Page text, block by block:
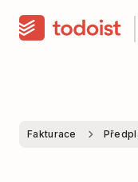
Fakturace